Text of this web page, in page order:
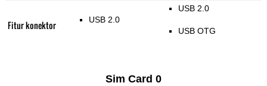
Fitur konektor USB 2.0
USB 2.0
USB OTG
Sim Card 0